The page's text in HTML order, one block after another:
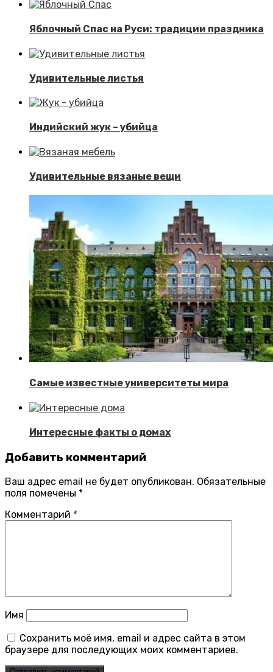
Яблочный Спас на Руси: традиции праздника
Удивительные листья
Индийский жук – убийца
Удивительные вязаные вещи
Самые известные университеты мира
Интересные факты о домах
Добавить комментарий
Ваш адрес email не будет опубликован. Обязательные
поля помечены *
Комментарий *
Имя
Сохранить моё имя, email и адрес сайта в этом
браузере для последующих моих комментариев.